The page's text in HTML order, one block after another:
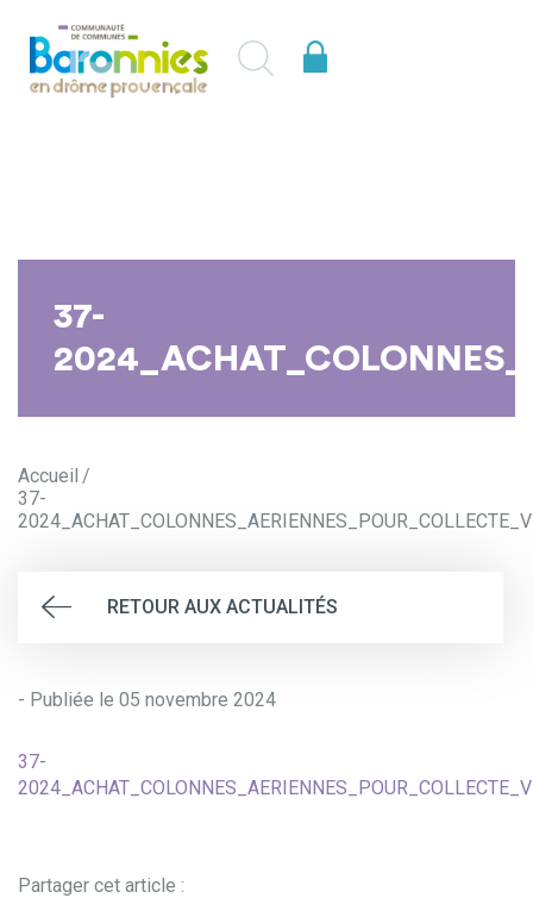
37-
Accueil
37-
RETOUR AUX ACTUALITÉS
- Publiée le 05 novembre 2024
37-
Partager cet article :